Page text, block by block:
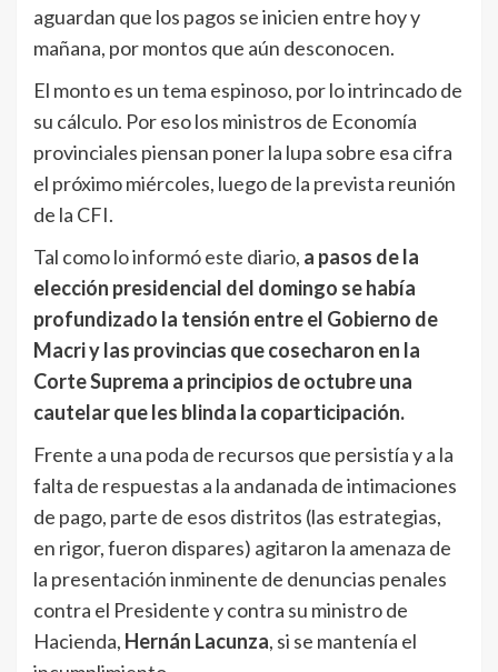
aguardan que los pagos se inicien entre hoy y
mañana, por montos que aún desconocen.
El monto es un tema espinoso, por lo intrincado de
su cálculo. Por eso los ministros de Economía
provinciales piensan poner la lupa sobre esa cifra
el próximo miércoles, luego de la prevista reunión
de la CFI.
Tal como lo informó este diario, a pasos de la
elección presidencial del domingo se había
profundizado la tensión entre el Gobierno de
Macri y las provincias que cosecharon en la
Corte Suprema a principios de octubre una
cautelar que les blinda la coparticipación.
Frente a una poda de recursos que persistía y a la
falta de respuestas a la andanada de intimaciones
de pago, parte de esos distritos (las estrategias,
en rigor, fueron dispares) agitaron la amenaza de
la presentación inminente de denuncias penales
contra el Presidente y contra su ministro de
Hacienda, Hernán Lacunza, si se mantenía el